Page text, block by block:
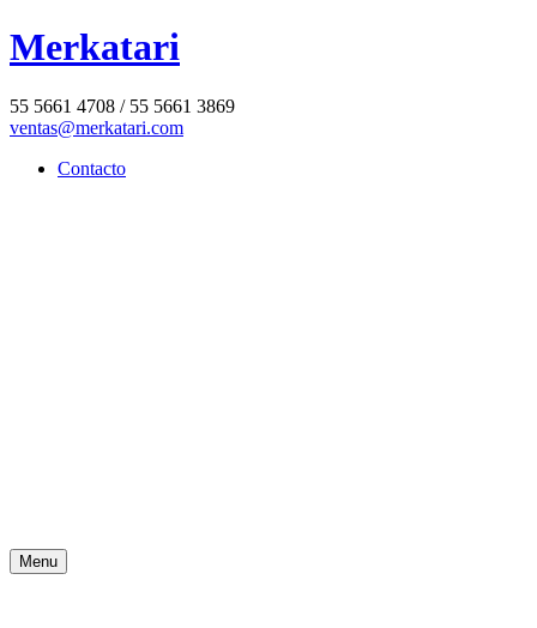
Merkatari
55 5661 4708 / 55 5661 3869
ventas@merkatari.com
Contacto
Menu